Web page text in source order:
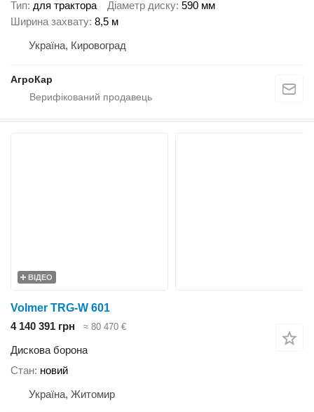
Тип для трактора Діаметр диску 590 мм
Ширина захвату 8,5 м
Україна, Кировоград
АгроКар
ВІДЕО
Volmer TRG-W 601
4 140 391 грн
≈ 80 470 €
Дискова борона
Стан новий
Україна, Житомир